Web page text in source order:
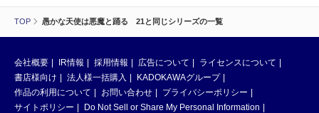
TOP 愚かな天使は悪魔と踊る 21と同じシリーズの一覧
会社概要 IR情報 採用情報 広告について
ライセンスについて
書店様向け
法人様一括購入
KADOKAWAグループ
作品の利用について
お問い合わせ
プライバシーポリシー
サイトポリシー
Do Not Sell or Share My Personal Information